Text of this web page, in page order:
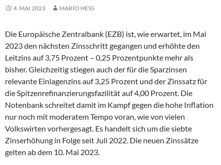
4. MAI 2023 MARIO HESS
Die Europäische Zentralbank (EZB) ist, wie erwartet, im Mai
2023 den nächsten Zinsschritt gegangen und erhöhte den
Leitzins auf 3,75 Prozent – 0,25 Prozentpunkte mehr als
bisher. Gleichzeitig stiegen auch der für die Sparzinsen
relevante Einlagenzins auf 3,25 Prozent und der Zinssatz für
die Spitzenrefinanzierungsfazilität auf 4,00 Prozent. Die
Notenbank schreitet damit im Kampf gegen die hohe Inflation
nur noch mit moderatem Tempo voran, wie von vielen
Volkswirten vorhergesagt. Es handelt sich um die siebte
Zinserhöhung in Folge seit Juli 2022. Die neuen Zinssätze
gelten ab dem 10. Mai 2023.